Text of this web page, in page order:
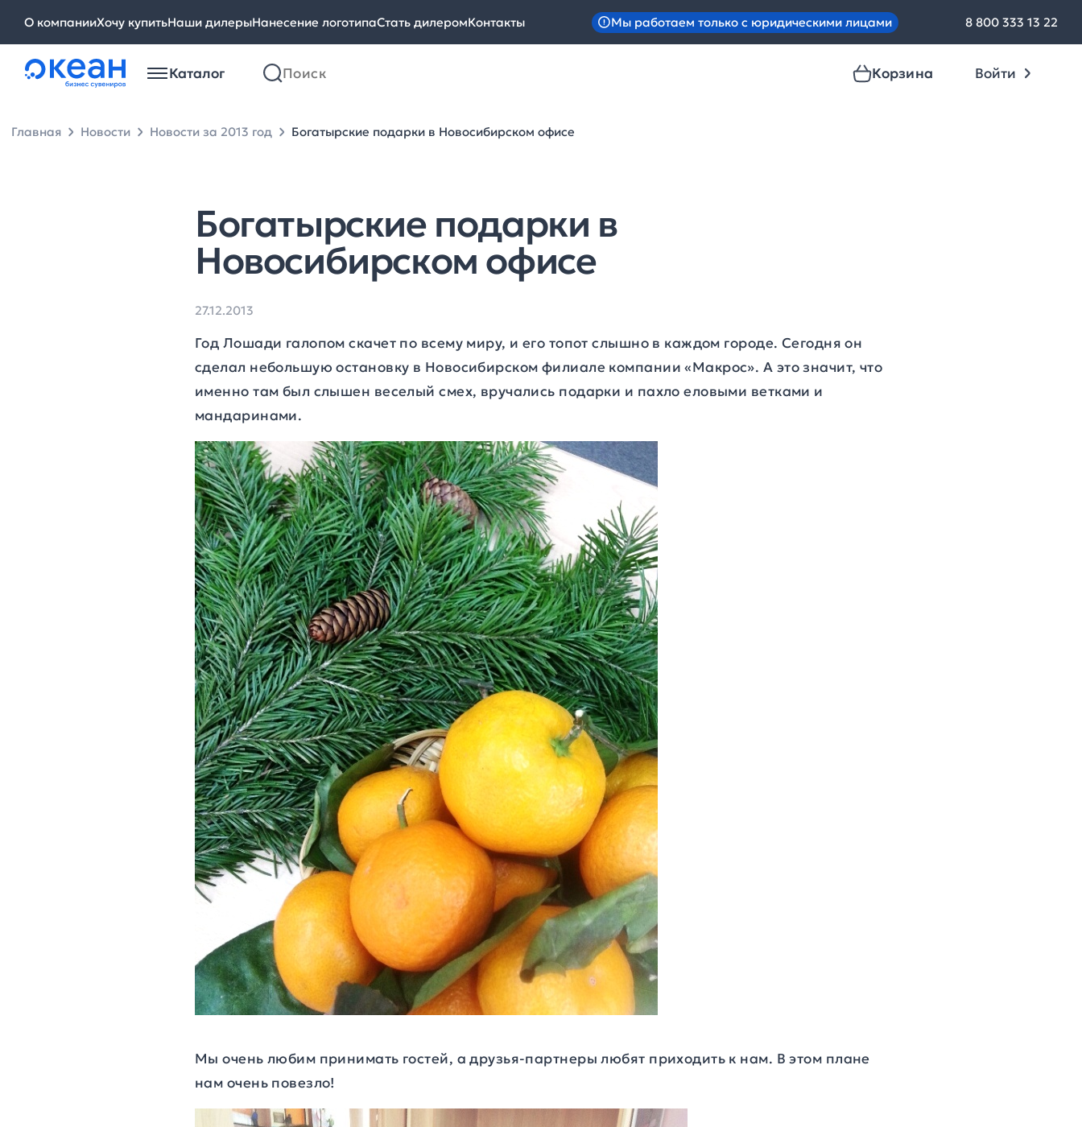
О компанииХочу купитьНаши дилерыНанесение логотипаСтать дилеромКонтакты Мы работаем только с юридическими лицами 8 800 333 13 22
Каталог Корзина Войти
Главная Новости Новости за 2013 год Богатырские подарки в Новосибирском офисе
Богатырские подарки в
Новосибирском офисе
27.12.2013
Год Лошади галопом скачет по всему миру, и его топот слышно в каждом городе. Сегодня он
сделал небольшую остановку в Новосибирском филиале компании «Макрос». А это значит, что
именно там был слышен веселый смех, вручались подарки и пахло еловыми ветками и
мандаринами.
Мы очень любим принимать гостей, а друзья-партнеры любят приходить к нам. В этом плане
нам очень повезло!